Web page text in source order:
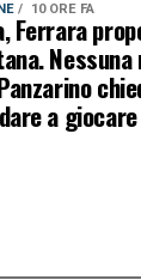
10 ORE FA
Ferrara
a